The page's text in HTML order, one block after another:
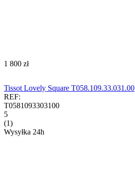
‍1 800‍ zł
Tissot Lovely Square T058.109.33.031.00
REF:
T0581093303100
5
(1)
Wysyłka 24h